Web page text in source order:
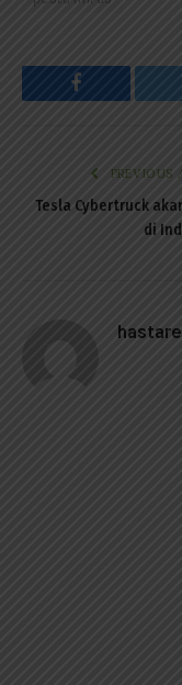
Facebook
PREVIOUS
Tesla Cybertruck
di